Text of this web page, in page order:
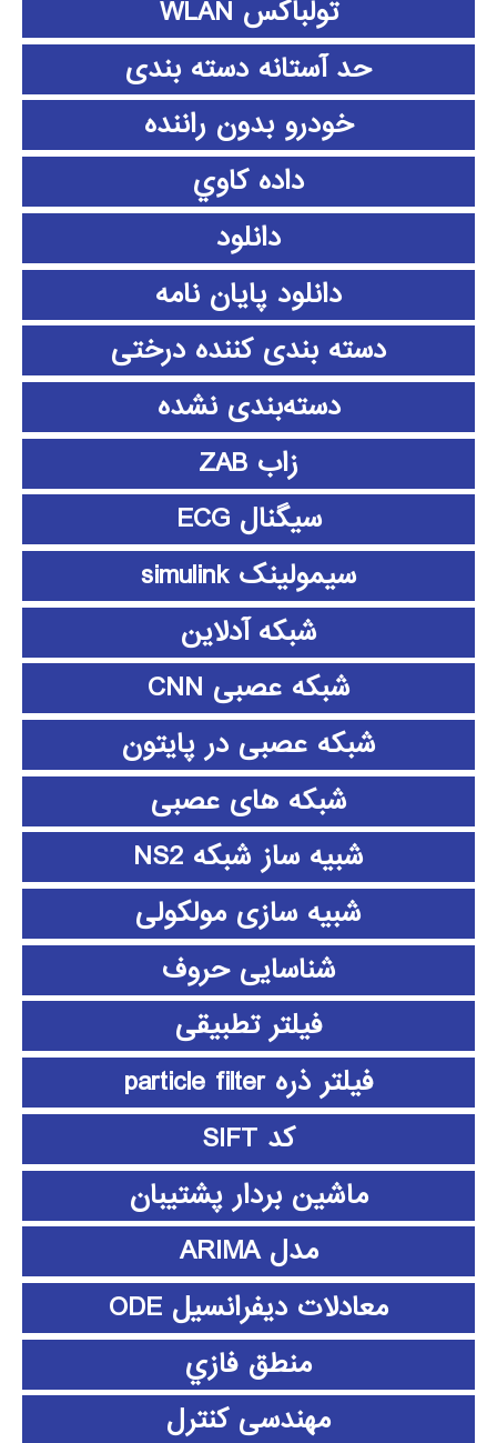
تولباکس WLAN
حد آستانه دسته بندی
خودرو بدون راننده
داده كاوي
دانلود
دانلود پايان نامه
دسته بندی کننده درختی
دسته‌بندی نشده
زاب ZAB
سیگنال ECG
سیمولینک simulink
شبکه آدلاین
شبکه عصبی CNN
شبکه عصبی در پایتون
شبکه های عصبی
شبیه ساز شبکه NS2
شبیه سازی مولکولی
شناسایی حروف
فیلتر تطبیقی
فیلتر ذره particle filter
کد SIFT
ماشین بردار پشتیبان
مدل ARIMA
معادلات دیفرانسیل ODE
منطق فازي
مهندسی کنترل